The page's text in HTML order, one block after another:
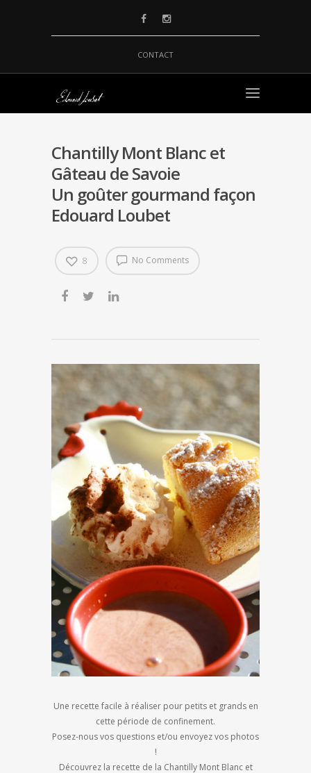
CONTACT
Chantilly Mont Blanc et
Gâteau de Savoie
Un goûter gourmand façon
Edouard Loubet
No Comments
8
Une recette facile à réaliser pour petits et grands en
cette période de confinement.
Posez-nous vos questions et/ou envoyez vos photos
!
Découvrez la recette de la Chantilly Mont Blanc et